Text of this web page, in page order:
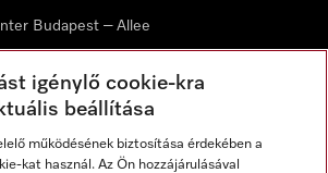
Budapest – Allee
igénylő cookie-kra
beállítása
működésének biztosítása érdekében a
kat használ. Az Ön hozzájárulásával